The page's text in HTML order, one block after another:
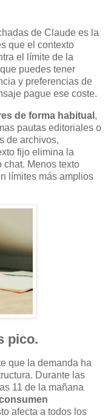
de Claude es la
que el contexto
el límite de la
puedes tener
y preferencias de
pague ese coste.
de forma habitual ,
pautas editoriales o
de archivos,
fijo elimina la
chat. Menos texto
límites más amplios
pico.
que la demanda ha
Durante las
11 de la mañana
afecta a todos los